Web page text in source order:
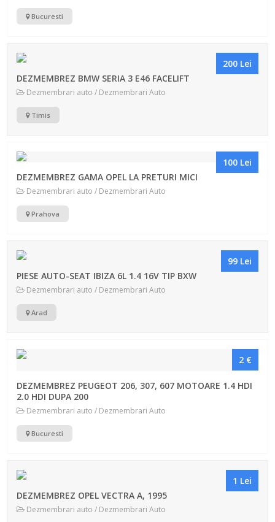
Bucuresti
200 Lei
DEZMEMBREZ BMW SERIA 3 E46 FACELIFT
Dezmembrari auto / Dezmembrari Auto
Timis
100 Lei
DEZMEMBREZ GAMA OPEL LA PRETURI MICI
Dezmembrari auto / Dezmembrari Auto
Prahova
99 Lei
PIESE AUTO-SEAT IBIZA 6L 1.4 16V TIP BXW
Dezmembrari auto / Dezmembrari Auto
Arad
2 €
DEZMEMBREZ PEUGEOT 206, 307, 607 MOTOARE 1.4 HDI
2.0 HDI DUPA 200
Dezmembrari auto / Dezmembrari Auto
Bucuresti
1 Lei
DEZMEMBREZ OPEL VECTRA A, 1995
Dezmembrari auto / Dezmembrari Auto